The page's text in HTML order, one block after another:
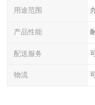
用途范围
产品性能
配送服务
物流